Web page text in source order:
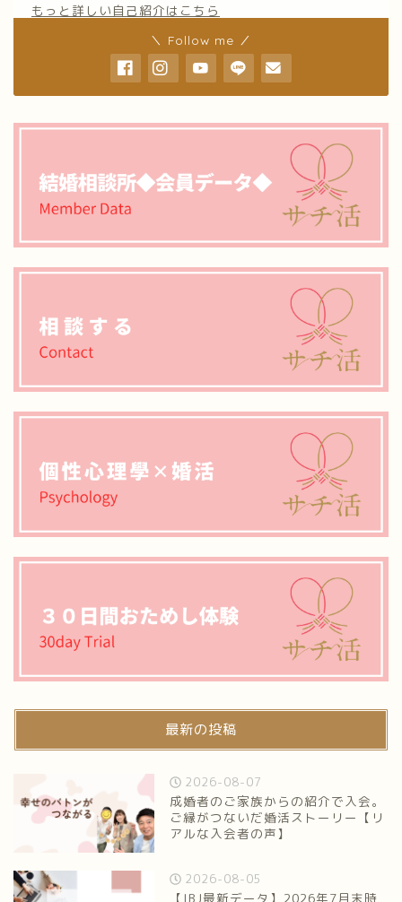
もっと詳しい自己紹介はこちら
＼ Follow me ／
最新の投稿
2026-08-07
成婚者のご家族からの紹介で入会。
ご縁がつないだ婚活ストーリー【リ
アルな入会者の声】
2026-08-05
【IBJ最新データ】2026年7月末時